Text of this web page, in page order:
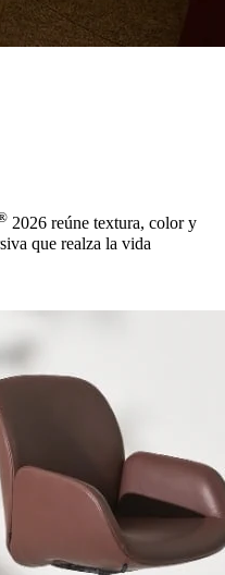
2026 reúne textura, color y
que realza la vida